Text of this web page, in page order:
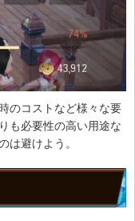
のコストなど様々な要
も必要性の高い用途な
は避けよう。